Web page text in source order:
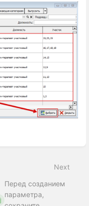
Next
Перед созданием
параметра,